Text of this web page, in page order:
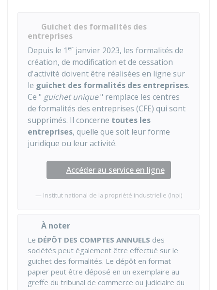
Guichet des formalités des
entreprises
Depuis le 1 er janvier 2023, les formalités de
création, de modification et de cessation
d'activité doivent être réalisées en ligne sur
le guichet des formalités des entreprises.
Ce " guichet unique" remplace les centres
de formalités des entreprises (CFE) qui sont
supprimés. Il concerne toutes les
entreprises, quelle que soit leur forme
juridique ou leur activité.
Accéder au service en ligne
Institut national de la propriété industrielle (Inpi)
À noter
Le DÉPÔT DES COMPTES ANNUELS des
sociétés peut également être effectué sur le
guichet des formalités. Le dépôt en format
papier peut être déposé en un exemplaire au
greffe du tribunal de commerce ou judiciaire du